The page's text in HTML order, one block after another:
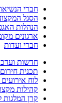
חברי
הסגל
הנהלות
ארגונים
חברי ועדות
חדשות
תכנית חירום
לוח
קהילות
קרן המלגות